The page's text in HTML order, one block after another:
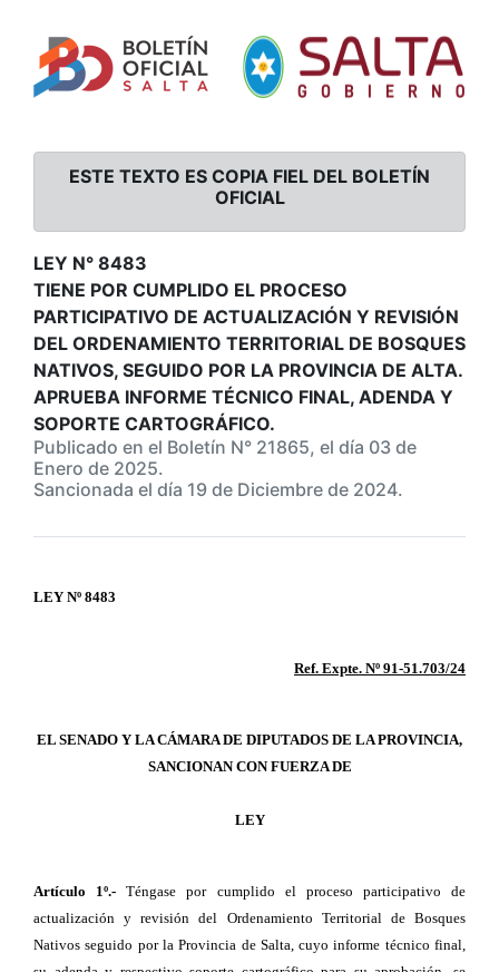
ESTE TEXTO ES COPIA FIEL DEL BOLETÍN
OFICIAL
LEY N° 8483
TIENE POR CUMPLIDO EL PROCESO
PARTICIPATIVO DE ACTUALIZACIÓN Y REVISIÓN
DEL ORDENAMIENTO TERRITORIAL DE BOSQUES
NATIVOS, SEGUIDO POR LA PROVINCIA DE ALTA.
APRUEBA INFORME TÉCNICO FINAL, ADENDA Y
SOPORTE CARTOGRÁFICO.
Publicado en el Boletín N° 21865, el día 03 de
Enero de 2025.
Sancionada el día 19 de Diciembre de 2024.
LEY Nº 8483
Ref. Expte. Nº 91-51.703/24
EL SENADO Y LA CÁMARA DE DIPUTADOS DE LA PROVINCIA,
SANCIONAN CON FUERZA DE
LEY
Artículo 1º.- Téngase por cumplido el proceso participativo de
actualización y revisión del Ordenamiento Territorial de Bosques
Nativos seguido por la Provincia de Salta, cuyo informe técnico final,